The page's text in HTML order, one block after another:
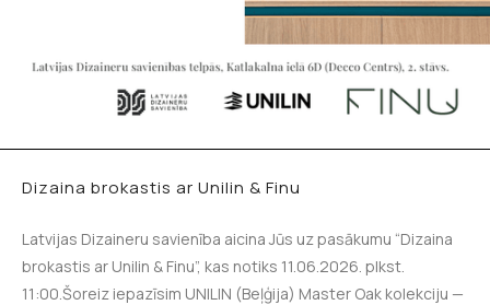
Dizaina brokastis ar Unilin & Finu
Latvijas Dizaineru savienība aicina Jūs uz pasākumu “Dizaina
brokastis ar Unilin & Finu”, kas notiks 11.06.2026. plkst.
11:00.Šoreiz iepazīsim UNILIN (Beļģija) Master Oak kolekciju —